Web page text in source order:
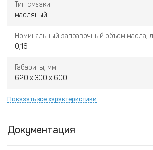
Тип смазки
масляный
Номинальный заправочный объем масла, л
0,16
Габариты, мм
620 x 300 x 600
Показать все характеристики
Документация